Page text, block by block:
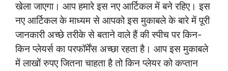
खेला जाएगा। आप हमारे इस नए आर्टिकल में बने रहिए। इस
नए आर्टिकल के माध्यम से आपको इस मुकाबले के बारे में पूरी
जानकारी अच्छे तरीके से बताने वाले हैं की स्पीच पर किन-
किन प्लेयर्स का परफॉर्मेंस अच्छा रहता है। आप इस मुकाबले
में लाखों रुपए जितना चाहता है तो किन प्लेयर को कप्तान